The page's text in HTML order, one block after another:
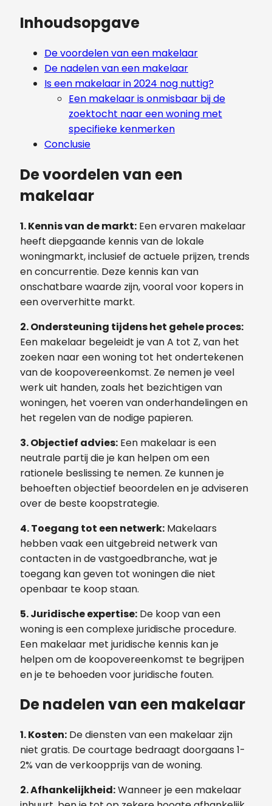
Inhoudsopgave
De voordelen van een makelaar
De nadelen van een makelaar
Is een makelaar in 2024 nog nuttig?
Een makelaar is onmisbaar bij de
zoektocht naar een woning met
specifieke kenmerken
Conclusie
De voordelen van een
makelaar
1. Kennis van de markt: Een ervaren makelaar
heeft diepgaande kennis van de lokale
woningmarkt, inclusief de actuele prijzen, trends
en concurrentie. Deze kennis kan van
onschatbare waarde zijn, vooral voor kopers in
een oververhitte markt.
2. Ondersteuning tijdens het gehele proces:
Een makelaar begeleidt je van A tot Z, van het
zoeken naar een woning tot het ondertekenen
van de koopovereenkomst. Ze nemen je veel
werk uit handen, zoals het bezichtigen van
woningen, het voeren van onderhandelingen en
het regelen van de nodige papieren.
3. Objectief advies: Een makelaar is een
neutrale partij die je kan helpen om een
rationele beslissing te nemen. Ze kunnen je
behoeften objectief beoordelen en je adviseren
over de beste koopstrategie.
4. Toegang tot een netwerk: Makelaars
hebben vaak een uitgebreid netwerk van
contacten in de vastgoedbranche, wat je
toegang kan geven tot woningen die niet
openbaar te koop staan.
5. Juridische expertise: De koop van een
woning is een complexe juridische procedure.
Een makelaar met juridische kennis kan je
helpen om de koopovereenkomst te begrijpen
en je te behoeden voor juridische fouten.
De nadelen van een makelaar
1. Kosten: De diensten van een makelaar zijn
niet gratis. De courtage bedraagt doorgaans 1-
2% van de verkoopprijs van de woning.
2. Afhankelijkheid:Wanneer je een makelaar